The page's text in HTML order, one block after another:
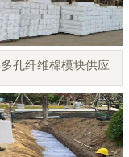
孔纤维棉模块供应